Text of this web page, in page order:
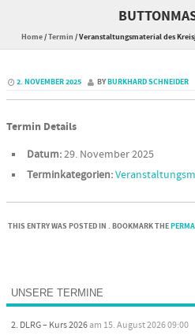
Home/Termin /Veranstaltungsmaterial des
2. NOVEMBER 2025 BYBURKHARD SCHNEIDER
Termin Details
Datum:29. November 2025
Terminkategorien:
THIS ENTRY WAS POSTED IN . BOOKMARK THE
Post navigation
UNSERE TERMINE
2. DLRG – Kurs 2026am 15. August 2026 09:00